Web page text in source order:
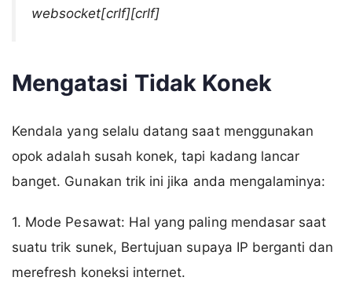
websocket[crlf][crlf]
Mengatasi Tidak Konek
Kendala yang selalu datang saat menggunakan
opok adalah susah konek, tapi kadang lancar
banget. Gunakan trik ini jika anda mengalaminya:
1. Mode Pesawat: Hal yang paling mendasar saat
suatu trik sunek, Bertujuan supaya IP berganti dan
merefresh koneksi internet.